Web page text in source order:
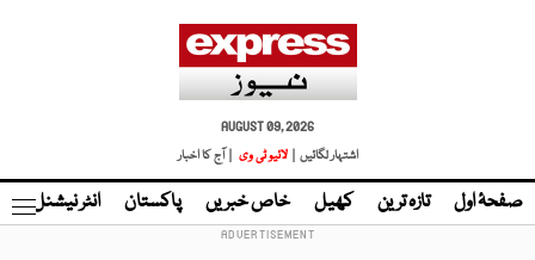
AUGUST 09, 2026
اشتہار لگائیں |
لائیو ٹی وی | آج کا اخبار
صفحۂ اول تازہ ترین کھیل خاص خبریں پاکستان انٹر نیشنل